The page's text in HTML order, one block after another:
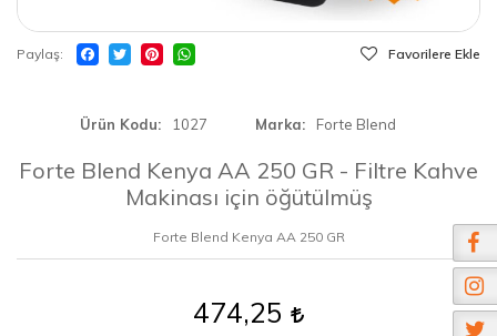
Paylaş Favorilere Ekle
Ürün Kodu 1027 Marka Forte Blend
Forte Blend Kenya AA 250 GR - Filtre Kahve
Makinası için öğütülmüş
Forte Blend Kenya AA 250 GR
474,25